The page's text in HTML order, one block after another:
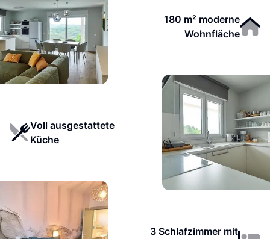
180 m² moderne
Wohnfläche
Voll ausgestattete
Küche
3 Schlafzimmer mit